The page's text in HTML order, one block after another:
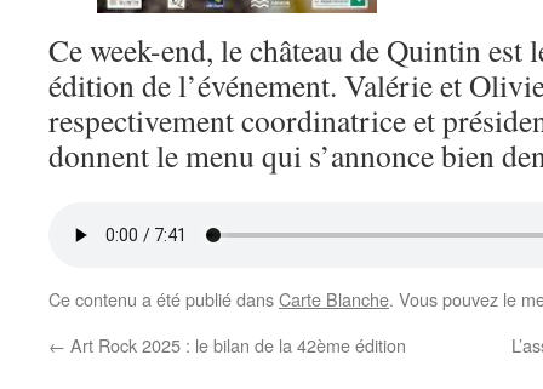
Ce week-end, le château de Quintin est
édition de l’événement. Valérie et
respectivement coordinatrice et
donnent le menu qui s’annonce bien
Ce contenu a été publié dansCarte Blanche. Vous pouvez le
← Art Rock 2025 : le bilan de la 42ème édition